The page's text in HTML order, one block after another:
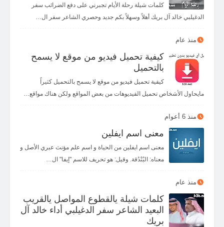
كلمات شيلة رحلة الأيام تجبرني على دفع الضرائب سفر
الدغيلبي خالد آل بريك أهلاً وسهلاً بكم جديد وحصري الشاعر سفر ال…
منذ عام
كيفية تحميل فيديو من موقع لا يسمح
بالتحميل
كيفية تحميل فيديو من موقع لا يسمح بالتحميل كثيراً
مايحاول الأشخاص تحميل الفيديوهات من بعض المواقع ولكن هناك مواقع…
منذ 6 أعوام
معنى اسم ايفلين
معنى اسم ايفلين من الحياة و اسم علم مؤنث عبري الأصل و
معناه: البُنْدُقة. وقيل: هو تحريف للاسم "إيفا" ال…
منذ عام
كلمات شيلة يالقطوع المواصل يالقريب
البعيد الشاعر سفر الدغيلبي أداء خالد آل
بريك